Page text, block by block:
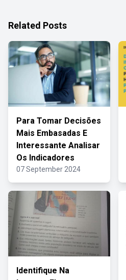
Related Posts
Para Tomar Decisões
Mais Embasadas E
Interessante Analisar
Os Indicadores
07 September 2024
Identifique Na